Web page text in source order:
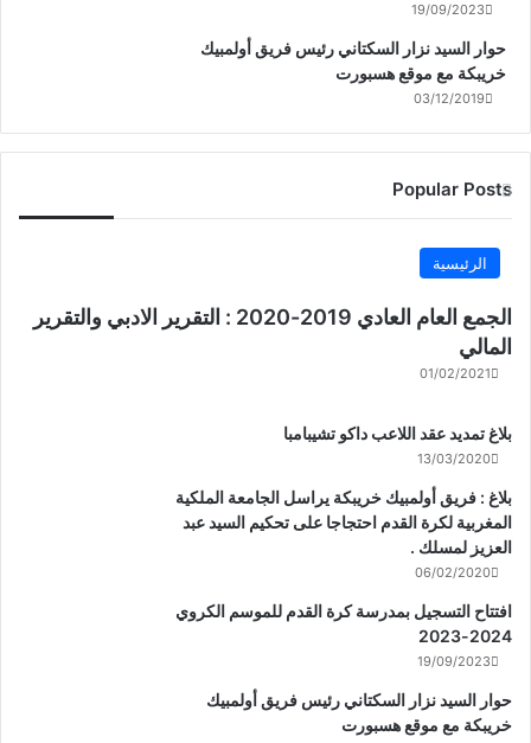
19/09/2023
حوار السيد نزار السكتاني رئيس فريق أولمبيك
خريبكة مع موقع هسبورت
03/12/2019
Popular Posts
الرئيسية
الجمع العام العادي 2019-2020 : التقرير الادبي والتقرير
المالي
01/02/2021
بلاغ تمديد عقد اللاعب داكو تشيبامبا
13/03/2020
بلاغ : فريق أولمبيك خريبكة يراسل الجامعة الملكية
المغربية لكرة القدم احتجاجا على تحكيم السيد عبد
العزيز لمسلك .
06/02/2020
افتتاح التسجيل بمدرسة كرة القدم للموسم الكروي
2024-2023
19/09/2023
حوار السيد نزار السكتاني رئيس فريق أولمبيك
خريبكة مع موقع هسبورت